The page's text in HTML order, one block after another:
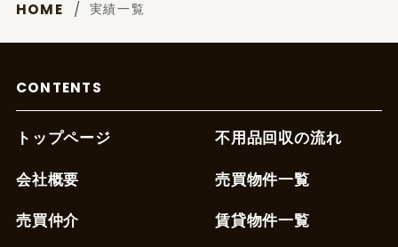
HOME 実績一覧
CONTENTS
トップページ
会社概要
売買仲介
不用品回収の流れ
売買物件一覧
賃貸物件一覧